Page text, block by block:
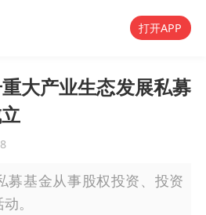
打开APP
大产业生态发展私募
募基金从事股权投资、投资
。